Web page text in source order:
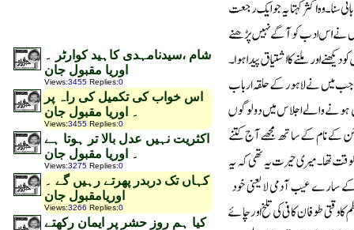
شام ،سیدنامہدی کاہید کوارٹر ۔
اوریا مقبول جان
Views:3455 Replies:0
اس خواب کی تکمیل کی راہ پر
۔ اوریا مقبول جان
Views:3455 Replies:0
اکثریت نہیں عدل بالا تر ہوتا ہے
۔ اوریا مقبول جان
Views:3275 Replies:0
کہاں تک دربدر پھرتے رہیں گے ۔
اوریامقبول جان
Views:3266 Replies:0
کیا ہم روز حشر پر ایمان رکھتے